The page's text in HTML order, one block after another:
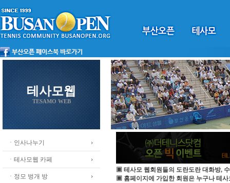
테사모웹
TESAMO WEB
ㆍ인사나누기
ㆍ테사모웹 카페
ㆍ정모 벙개 방
▣ 테사모 웹회원들의 도란도란 대화방,
▣ 홈페이지에 가입한 회원은 누구나 테